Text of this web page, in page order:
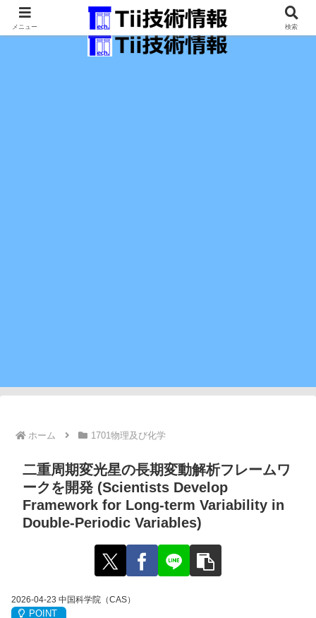
最新の科学技術の情報インフラ。
ホーム 1701物理及び化学
二重周期変光星の長期変動解析フレームワ
ークを開発 (Scientists Develop
Framework for Long-term Variability in
Double-Periodic Variables)
2026-04-23 中国科学院（CAS）
メニュー 検索